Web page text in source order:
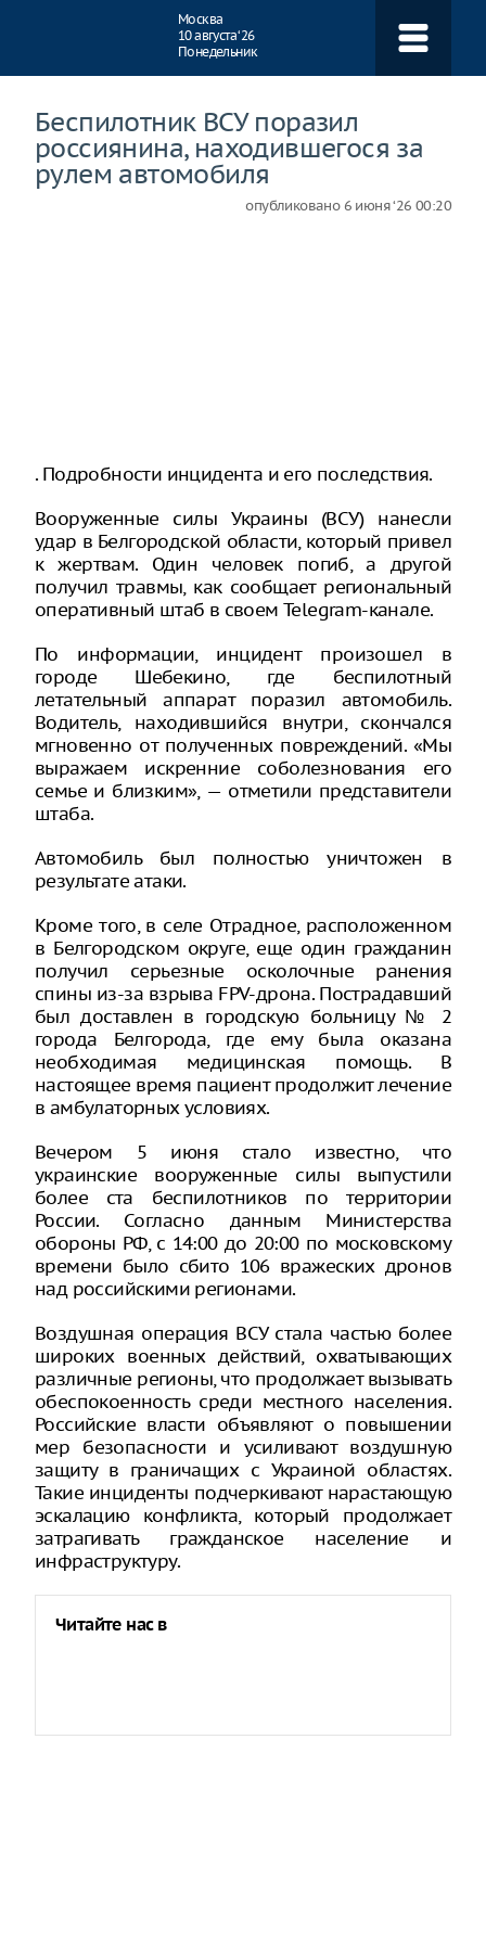
Москва
10 августа ‘26
Понедельник
Беспилотник ВСУ поразил
россиянина, находившегося за
рулем автомобиля
опубликовано 6 июня ‘26 00:20
. Подробности инцидента и его последствия.
Вооруженные силы Украины (ВСУ) нанесли
удар в Белгородской области, который привел
к жертвам. Один человек погиб, а другой
получил травмы, как сообщает региональный
оперативный штаб в своем Telegram-канале.
По информации, инцидент произошел в
городе Шебекино, где беспилотный
летательный аппарат поразил автомобиль.
Водитель, находившийся внутри, скончался
мгновенно от полученных повреждений. «Мы
выражаем искренние соболезнования его
семье и близким», — отметили представители
штаба.
Автомобиль был полностью уничтожен в
результате атаки.
Кроме того, в селе Отрадное, расположенном
в Белгородском округе, еще один гражданин
получил серьезные осколочные ранения
спины из-за взрыва FPV-дрона. Пострадавший
был доставлен в городскую больницу № 2
города Белгорода, где ему была оказана
необходимая медицинская помощь. В
настоящее время пациент продолжит лечение
в амбулаторных условиях.
Вечером 5 июня стало известно, что
украинские вооруженные силы выпустили
более ста беспилотников по территории
России. Согласно данным Министерства
обороны РФ, с 14:00 до 20:00 по московскому
времени было сбито 106 вражеских дронов
над российскими регионами.
Воздушная операция ВСУ стала частью более
широких военных действий, охватывающих
различные регионы, что продолжает вызывать
обеспокоенность среди местного населения.
Российские власти объявляют о повышении
мер безопасности и усиливают воздушную
защиту в граничащих с Украиной областях.
Такие инциденты подчеркивают нарастающую
эскалацию конфликта, который продолжает
затрагивать гражданское население и
инфраструктуру.
Читайте нас в